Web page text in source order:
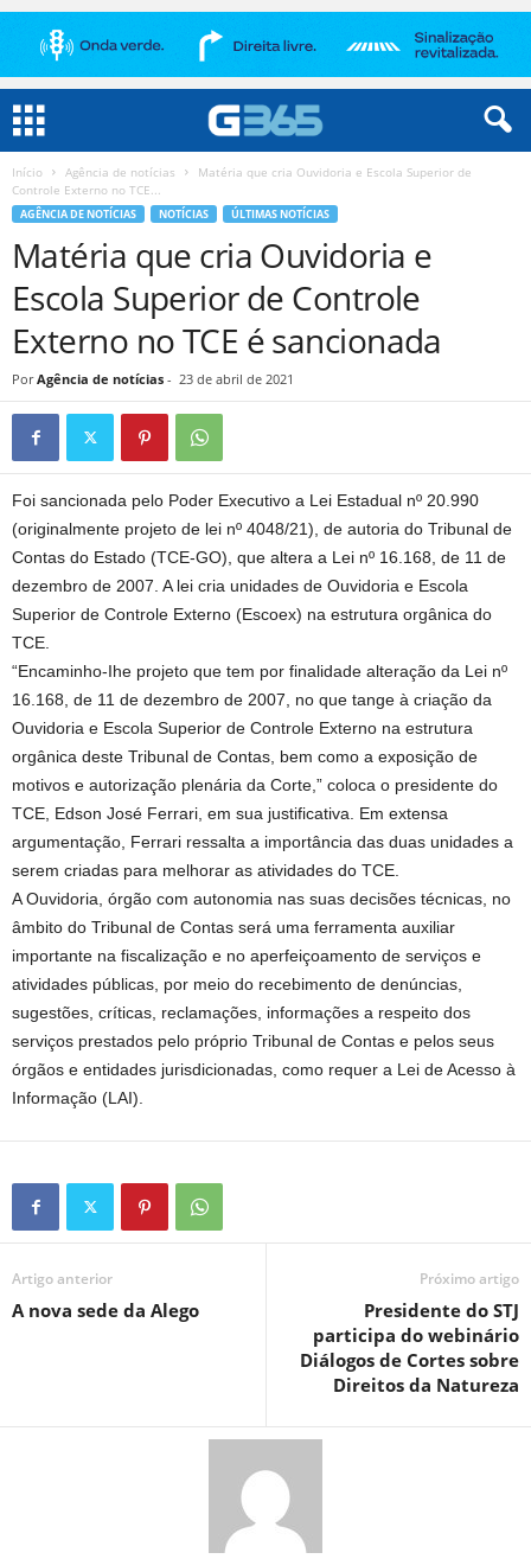
Início Agência de notícias
Matéria que cria Ouvidoria e Escola Superior de
Controle Externo no TCE...
AGÊNCIA DE NOTÍCIAS NOTÍCIAS ÚLTIMAS NOTÍCIAS
Matéria que cria Ouvidoria e
Escola Superior de Controle
Externo no TCE é sancionada
Por Agência de notícias - 23 de abril de 2021
Foi sancionada pelo Poder Executivo a Lei Estadual nº 20.990
(originalmente projeto de lei nº 4048/21), de autoria do Tribunal de
Contas do Estado (TCE-GO), que altera a Lei nº 16.168, de 11 de
dezembro de 2007. A lei cria unidades de Ouvidoria e Escola
Superior de Controle Externo (Escoex) na estrutura orgânica do
TCE.
“Encaminho-Ihe projeto que tem por finalidade alteração da Lei nº
16.168, de 11 de dezembro de 2007, no que tange à criação da
Ouvidoria e Escola Superior de Controle Externo na estrutura
orgânica deste Tribunal de Contas, bem como a exposição de
motivos e autorização plenária da Corte,” coloca o presidente do
TCE, Edson José Ferrari, em sua justificativa. Em extensa
argumentação, Ferrari ressalta a importância das duas unidades a
serem criadas para melhorar as atividades do TCE.
A Ouvidoria, órgão com autonomia nas suas decisões técnicas, no
âmbito do Tribunal de Contas será uma ferramenta auxiliar
importante na fiscalização e no aperfeiçoamento de serviços e
atividades públicas, por meio do recebimento de denúncias,
sugestões, críticas, reclamações, informações a respeito dos
serviços prestados pelo próprio Tribunal de Contas e pelos seus
órgãos e entidades jurisdicionadas, como requer a Lei de Acesso à
Informação (LAI).
Artigo anterior
A nova sede da Alego
Próximo artigo
Presidente do STJ
participa do webinário
Diálogos de Cortes sobre
Direitos da Natureza